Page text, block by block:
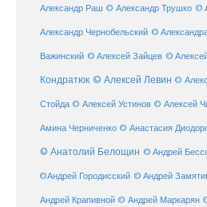
Александр Раш © Александр Трушко ©
Александр Чернобельский ©
Важинский © Алексей Зайцев ©
Кондратюк © Алексей Левин ©
Стойда © Алексей Устинов © Алексей
Амина Черниченко © Анастасия
© Анатолий Белощин © Андрей
©Андрей Городисский © Андрей
Андрей Крапивной © Андрей Маркарян